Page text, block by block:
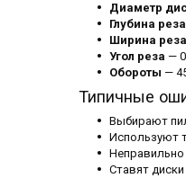
Диаметр
Глубина реза
Ширина реза
Угол реза —
Обороты —
Типичные
Выбирают
Используют
Неправильно
Ставят